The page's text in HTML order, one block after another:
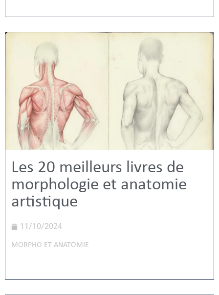
Les 20 meilleurs livres de
morphologie et anatomie
artistique
11/10/2024
MORPHO ET ANATOMIE